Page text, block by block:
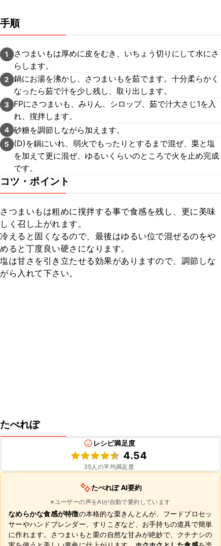
手順
1
さつまいもは厚めに皮をむき、いちょう切りにして水にさ
らします。
2
鍋にお湯を沸かし、さつまいもを茹でます。十分柔らかく
なったら茹で汁を少し残し、取り出します。
3
FPにさつまいも、みりん、シロップ、茹で汁大さじ1を入
れ、撹拌します。
4 砂糖を調節しながら加えます。
5
(D)を鍋にいれ、弱火でもったりとするまで混ぜ、栗と塩
を加えて更に混ぜ、ゆるいくらいのところで火を止め完成
です。
コツ・ポイント
さつまいもは粗めに撹拌する事で食感を残し、更に美味
しく召し上がれます。
冷えると固くなるので、最後はゆるい位で混ぜるのをや
めると丁度良い硬さになります。
塩は甘さを引き立たせる効果がありますので、調節しな
がら入れて下さい。
たべれぽ
レシピ満足度
4.54
35人の平均満足度
たべれぽ AI要約
※ユーザーの声をAIが自動で要約しています
なめらかな食感が特徴の本格的な栗きんとんが、フードプロセッ
サーやハンドブレンダー、すりこぎなど、お手持ちの道具で簡単
に作れます。さつまいもと栗の自然な甘みが絶妙で、クチナシの